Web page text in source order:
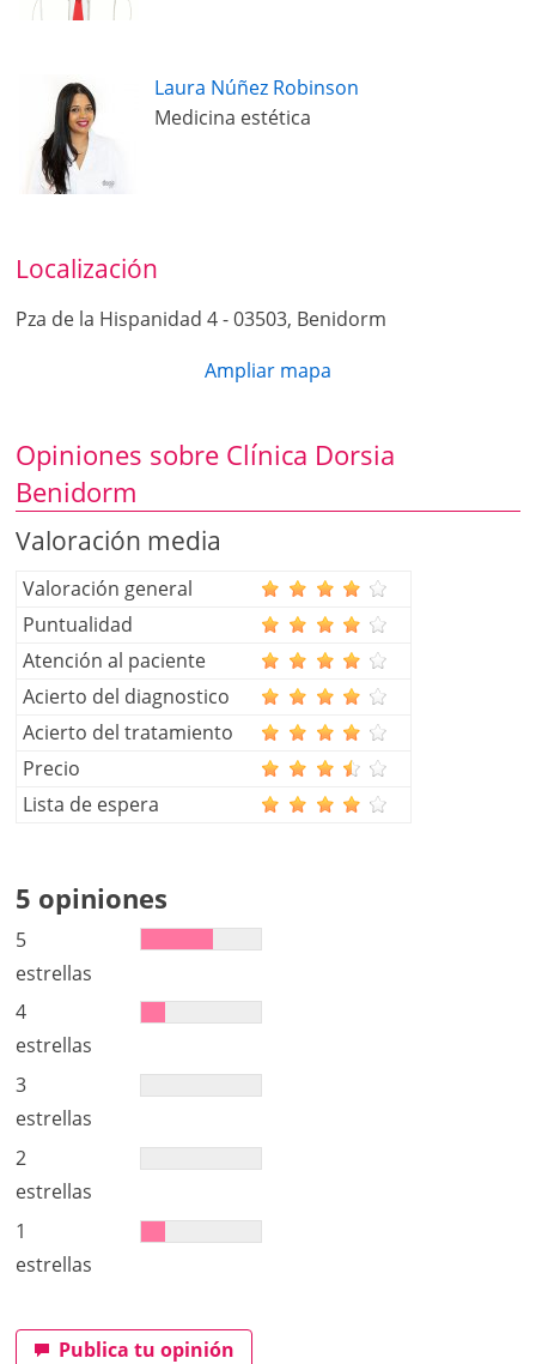
Laura Núñez Robinson
Medicina estética
Localización
Pza de la Hispanidad 4 - 03503, Benidorm
Ampliar mapa
Opiniones sobre Clínica Dorsia
Benidorm
Valoración media
Valoración general
Puntualidad
Atención al paciente
Acierto del diagnostico
Acierto del tratamiento
Precio
Lista de espera
5 opiniones
5
estrellas
4
estrellas
3
estrellas
2
estrellas
1
estrellas
Publica tu opinión